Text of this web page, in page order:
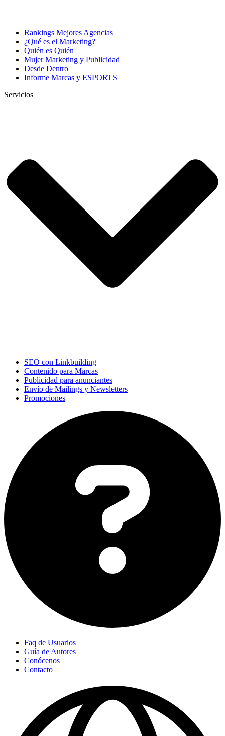
Rankings Mejores Agencias
¿Qué es el Marketing?
Quién es Quién
Mujer Marketing y Publicidad
Desde Dentro
Informe Marcas y ESPORTS
Servicios
SEO con Linkbuilding
Contenido para Marcas
Publicidad para anunciantes
Envío de Mailings y Newsletters
Promociones
Faq de Usuarios
Guía de Autores
Conócenos
Contacto